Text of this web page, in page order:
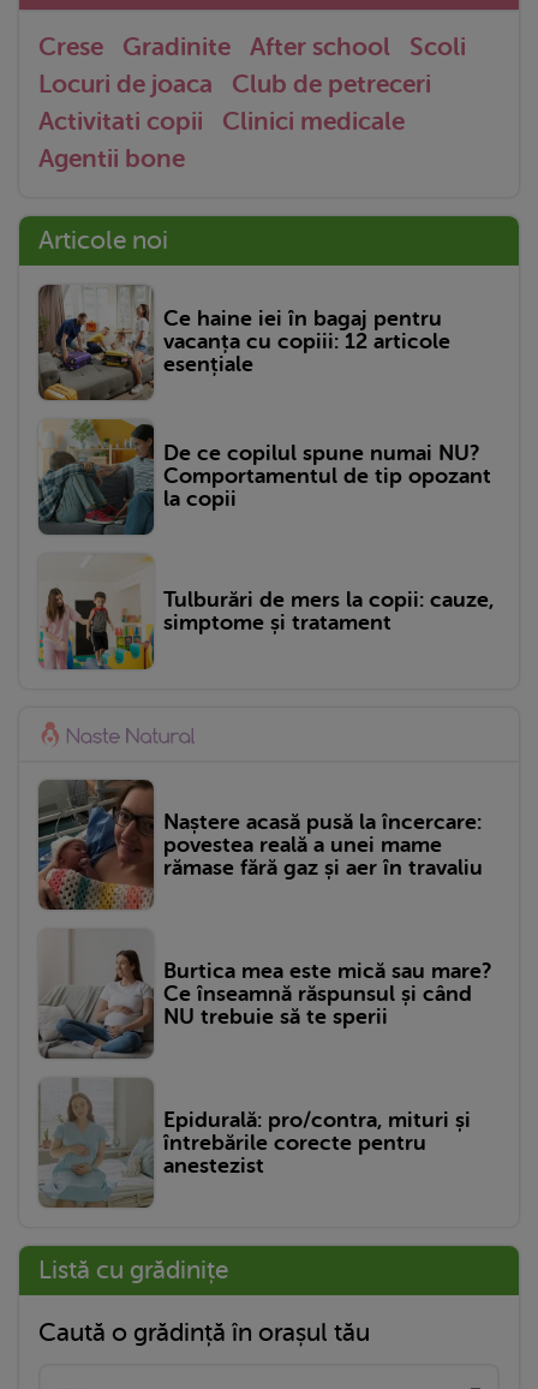
Crese Gradinite After school
Scoli
Locuri de joaca
Club de petreceri
Activitati copii
Clinici medicale
Agentii bone
Articole noi
Ce haine iei în bagaj pentru
vacanța cu copiii: 12 articole
esențiale
De ce copilul spune numai NU?
Comportamentul de tip opozant
la copii
Tulburări de mers la copii: cauze,
simptome și tratament
Naștere acasă pusă la încercare:
povestea reală a unei mame
rămase fără gaz și aer în travaliu
Burtica mea este mică sau mare?
Ce înseamnă răspunsul și când
NU trebuie să te sperii
Epidurală: pro/contra, mituri și
întrebările corecte pentru
anestezist
Listă cu grădinițe
Caută o grădință în orașul tău